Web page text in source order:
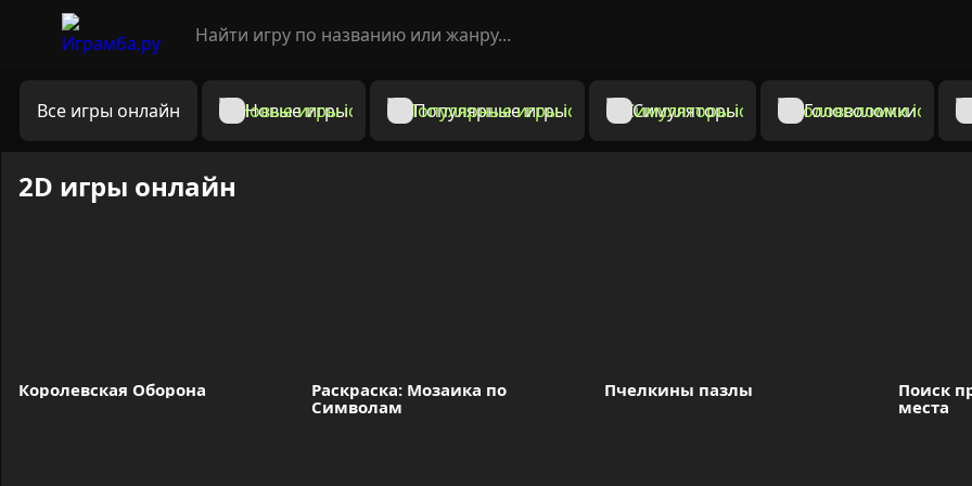
Все игры онлайн Новые игры Популярные игры Симуляторы Головоломки
2D игры онлайн
Королевская Оборона
Раскраска: Мозаика по
Символам
Пчелкины пазлы
Поиск
места